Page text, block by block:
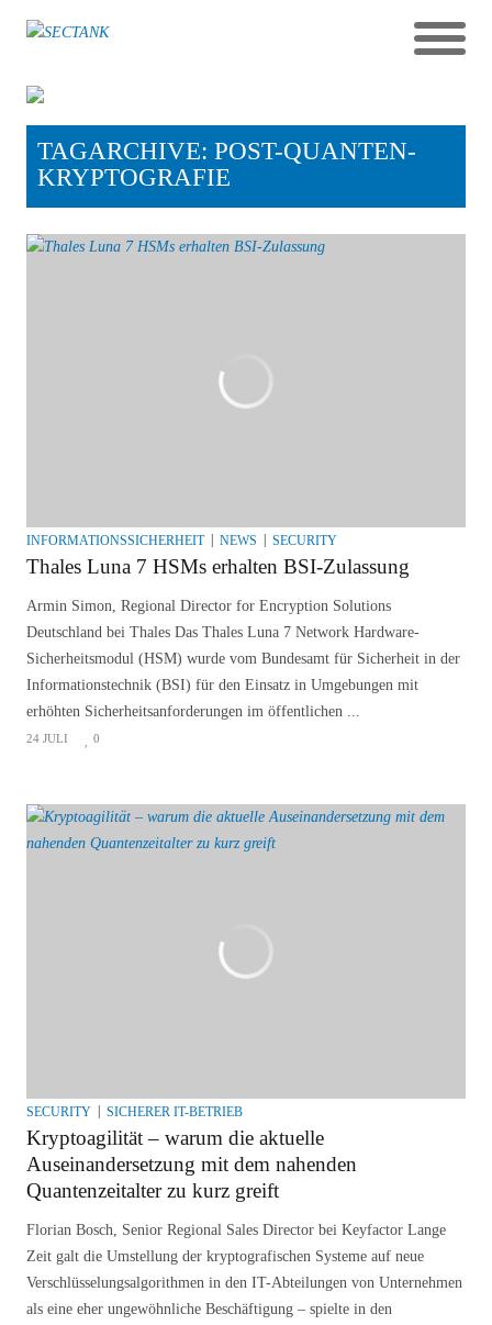
TAGARCHIVE: POST-QUANTEN-
KRYPTOGRAFIE
INFORMATIONSSICHERHEIT NEWS SECURITY
Thales Luna 7 HSMs erhalten BSI-Zulassung
Armin Simon, Regional Director for Encryption Solutions
Deutschland bei Thales Das Thales Luna 7 Network Hardware-
Sicherheitsmodul (HSM) wurde vom Bundesamt für Sicherheit in der
Informationstechnik (BSI) für den Einsatz in Umgebungen mit
erhöhten Sicherheitsanforderungen im öffentlichen ...
24 JULI 0
SECURITY SICHERER IT-BETRIEB
Kryptoagilität – warum die aktuelle
Auseinandersetzung mit dem nahenden
Quantenzeitalter zu kurz greift
Florian Bosch, Senior Regional Sales Director bei Keyfactor Lange
Zeit galt die Umstellung der kryptografischen Systeme auf neue
Verschlüsselungsalgorithmen in den IT-Abteilungen von Unternehmen
als eine eher ungewöhnliche Beschäftigung – spielte in den